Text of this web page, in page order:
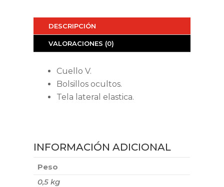
DESCRIPCIÓN
VALORACIONES (0)
Cuello V.
Bolsillos ocultos.
Tela lateral elastica.
INFORMACIÓN ADICIONAL
Peso
0,5 kg